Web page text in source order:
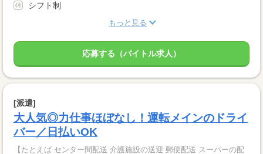
シフト制
もっと見る
応募する（バイトル求人）
[派遣]
大人気◎力仕事ほぼなし！運転メインのドライ
バー／日払いOK
【たとえば センター間配送 介護施設の送迎 郵便配送 スーパーの配